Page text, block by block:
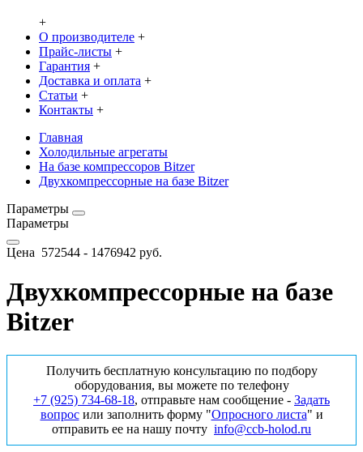
+
О производителе +
Прайс-листы +
Гарантия +
Доставка и оплата +
Статьи +
Контакты +
Главная
Холодильные агрегаты
На базе компрессоров Bitzer
Двухкомпрессорные на базе Bitzer
Параметры
Параметры
Цена 572544 - 1476942 руб.
Двухкомпрессорные на базе
Bitzer
Получить бесплатную консультацию по подбору
оборудования, вы можете по телефону
+7 (925) 734‑68‑18, отправьте нам сообщение - Задать
вопросили заполнить форму "Опросного листа" и
отправить ее на нашу почту info@ccb-holod.ru